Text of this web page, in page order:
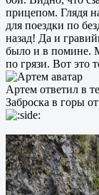
прицепом. Глядя
для поездки по
назад! Да и
было и в помине.
по грязи. Вот это
Артем ответил в
Заброска в горы